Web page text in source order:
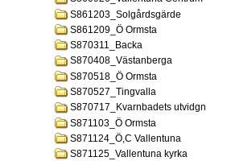
S861203_Solgårdsgärde
S861209_Ö Ormsta
S870311_Backa
S870408_Västanberga
S870518_Ö Ormsta
S870527_Tingvalla
S870717_Kvarnbadets utvidgn
S871103_Ö Ormsta
S871124_Ö,C Vallentuna
S871125_Vallentuna kyrka